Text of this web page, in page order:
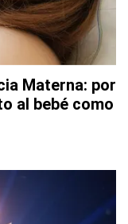
Materna: por
al bebé como